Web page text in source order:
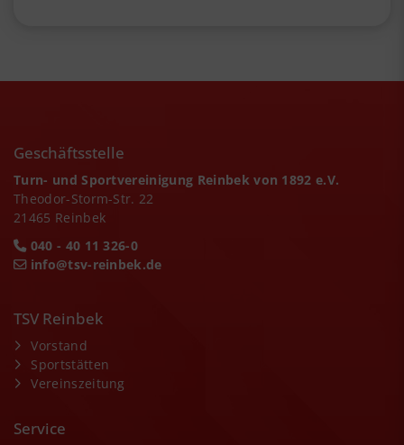
Geschäftsstelle
Turn- und Sportvereinigung Reinbek von 1892 e.V.
Theodor-Storm-Str. 22
21465 Reinbek
040 - 40 11 326-0
info@tsv-reinbek.de
TSV Reinbek
Vorstand
Sportstätten
Vereinszeitung
Service